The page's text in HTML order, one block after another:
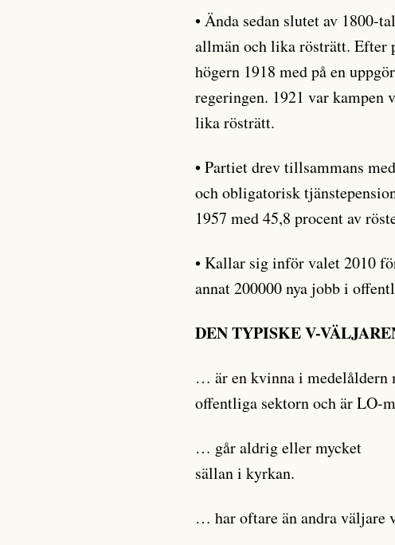
• Ända sedan slutet av 1800-
allmän och lika rösträtt. Efter
högern 1918 med på en
regeringen. 1921 var kampen
lika rösträtt.
• Partiet drev tillsammans
och obligatorisk
1957 med 45,8 procent av
• Kallar sig inför valet 2010
annat 200000 nya jobb i
DEN TYPISKE V-
… är en kvinna i medelåldern
offentliga sektorn och är LO-
… går aldrig eller mycket
sällan i kyrkan.
… har oftare än andra väljare